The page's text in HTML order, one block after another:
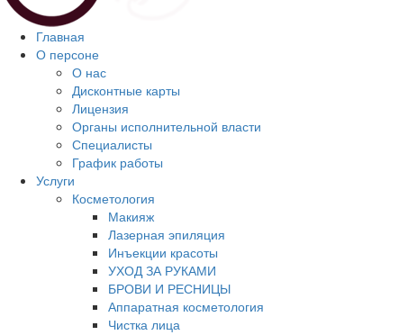
Главная
О персоне
О нас
Дисконтные карты
Лицензия
Органы исполнительной власти
Специалисты
График работы
Услуги
Косметология
Макияж
Лазерная эпиляция
Инъекции красоты
УХОД ЗА РУКАМИ
БРОВИ И РЕСНИЦЫ
Аппаратная косметология
Чистка лица